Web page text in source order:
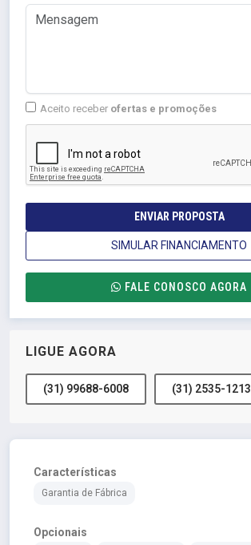
Aceito receber ofertas e promoções
ENVIAR PROPOSTA
SIMULAR FINANCIAMENTO
FALE CONOSCO AGORA
LIGUE AGORA
(31) 99688-6008 (31) 2535-1213
Características
Garantia de Fábrica
Opcionais